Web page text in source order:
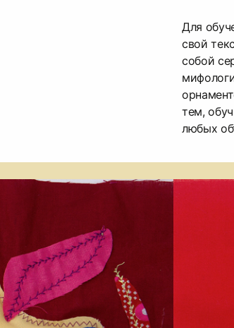
Для
свой
собой
тем,
любых